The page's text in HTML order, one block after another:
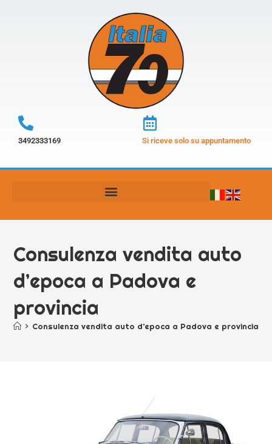
3492333169 Si riceve solo su appuntamento
Consulenza vendita auto
d’epoca a Padova e
provincia
> Consulenza vendita auto d’epoca a Padova e provincia